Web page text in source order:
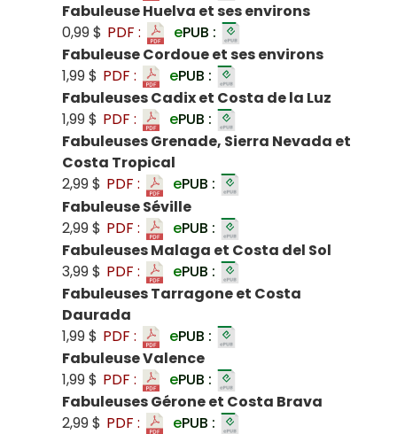
Fabuleuse Huelva et ses environs
0,99 $ PDF : ePUB :
Fabuleuse Cordoue et ses environs
1,99 $ PDF : ePUB :
Fabuleuses Cadix et Costa de la Luz
1,99 $ PDF : ePUB :
Fabuleuses Grenade, Sierra Nevada et
Costa Tropical
2,99 $ PDF : ePUB :
Fabuleuse Séville
2,99 $ PDF : ePUB :
Fabuleuses Malaga et Costa del Sol
3,99 $ PDF : ePUB :
Fabuleuses Tarragone et Costa
Daurada
1,99 $ PDF : ePUB :
Fabuleuse Valence
1,99 $ PDF : ePUB :
Fabuleuses Gérone et Costa Brava
2,99 $ PDF : ePUB :